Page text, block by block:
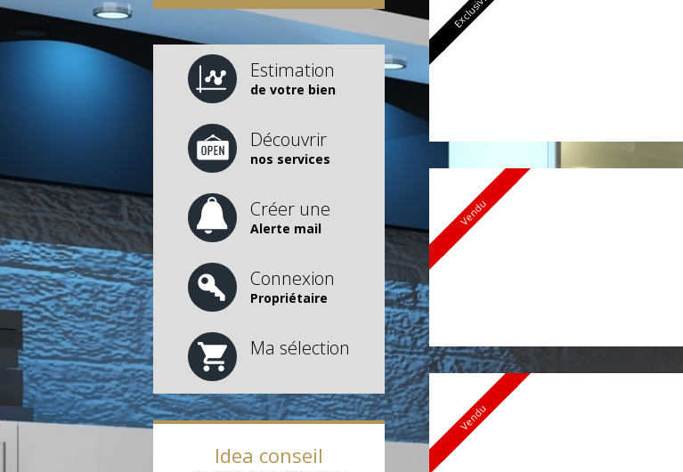
Estimation
de votre bien
Découvrir
nos services
Créer une
Alerte mail
Connexion
Propriétaire
Ma sélection
Idea conseil
Vendu
Vendu